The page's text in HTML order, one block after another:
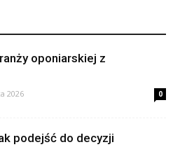
oponiarskiej z
2026 0
podejść do decyzji